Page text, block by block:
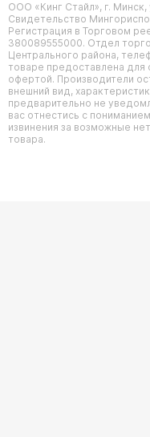
ООО «Кинг Стайл», г. Минск,
Свидетельство
Регистрация в Торговом
380089555000. Отдел
Центрального района,
товаре предоставлена для
офертой. Производители
внешний вид,
предварительно не
вас отнестись с
извинения за возможные
товара.